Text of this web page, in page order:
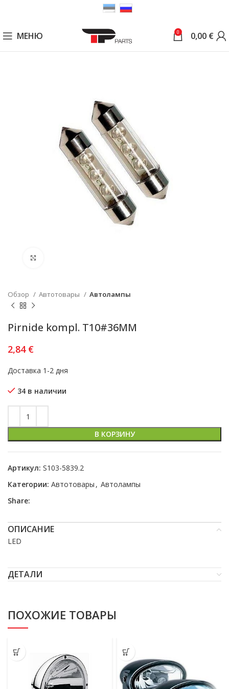
МЕНЮ 0 0,00 €
Обзор Автотовары Автолампы
Pirnide kompl. T10#36MM
2,84 €
Доставка 1-2 дня
34 в наличии
В КОРЗИНУ
Артикул: S103-5839.2
Категории: Автотовары , Автолампы
Share:
ОПИСАНИЕ
LED
ДЕТАЛИ
ПОХОЖИЕ ТОВАРЫ